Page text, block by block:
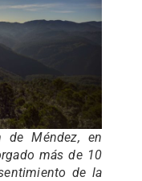
de Mén­dez, en
más de 10
de la